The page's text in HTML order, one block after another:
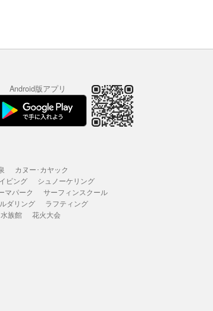
Android版アプリ
カヌー･カヤック
ビング
シュノーケリング
マパーク
サーフィンスクール
ダリング
ラフティング
水族館 花火大会